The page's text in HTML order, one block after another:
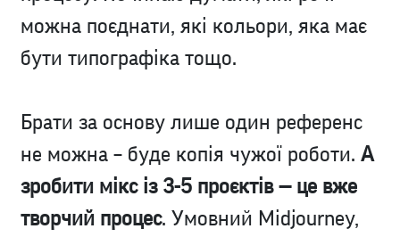
можна поєднати, які кольори, яка має
бути типографіка тощо.
Брати за основу лише один референс
не можна – буде копія чужої роботи. А
зробити мікс із 3-5 проєктів — це вже
творчий процес. Умовний Midjourney,